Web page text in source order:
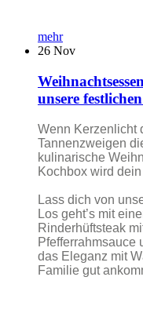
mehr
26 Nov
unsere
Wenn Kerzenlicht
Tannenzweigen
kulinarische
Kochbox wird
Lass dich von
Los geht’s mit
Rinderhüftsteak
Pfefferrahmsauce
das Eleganz mit
Familie gut